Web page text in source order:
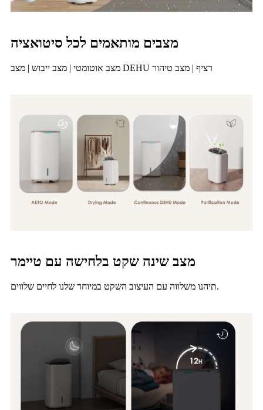
מצבים מותאמים לכל סיטואציה
מצב אוטומטי | מצב ייבוש | מצב DEHU רציף | מצב טיהור
מצב שינה שקט בלחישה עם טיימר
תיהנו משלווה עם העיצוב השקט במיוחד שלנו לחיים שלווים.